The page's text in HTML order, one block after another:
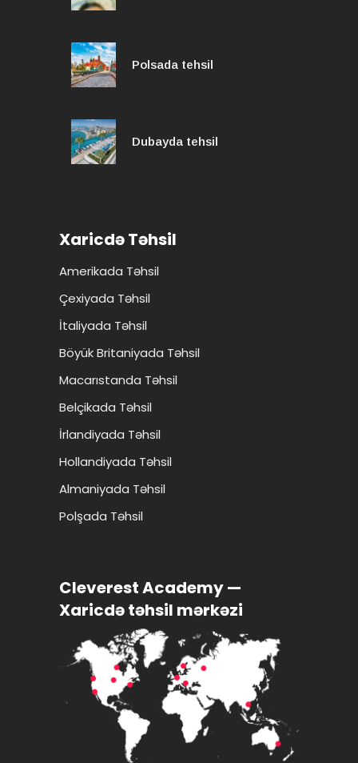
Polsada tehsil
Dubayda tehsil
Xaricdə Təhsil
Amerikada Təhsil
Çexiyada Təhsil
İtaliyada Təhsil
Böyük Britaniyada Təhsil
Macarıstanda Təhsil
Belçikada Təhsil
İrlandiyada Təhsil
Hollandiyada Təhsil
Almaniyada Təhsil
Polşada Təhsil
Cleverest Academy —
Xaricdə təhsil mərkəzi